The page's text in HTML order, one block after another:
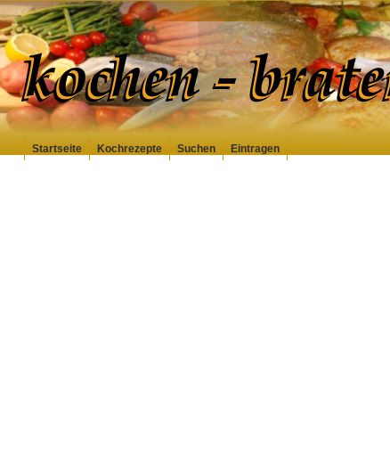
Startseite Kochrezepte Suchen Eintragen
module addpic..